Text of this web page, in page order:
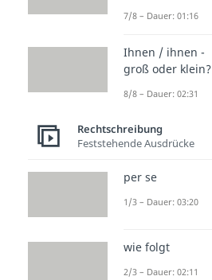
7/8 – Dauer: 01:16
Ihnen / ihnen -
groß oder klein?
8/8 – Dauer: 02:31
Rechtschreibung
Feststehende Ausdrücke
per se
1/3 – Dauer: 03:20
wie folgt
2/3 – Dauer: 02:11